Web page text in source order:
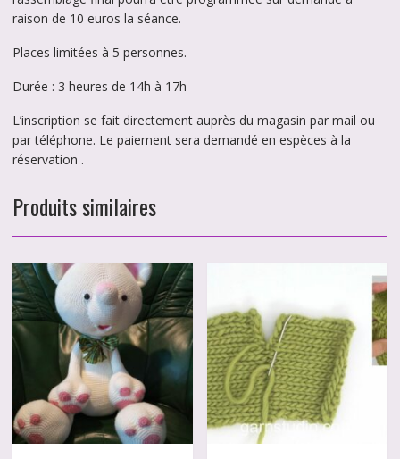
raison de 10 euros la séance.
Places limitées à 5 personnes.
Durée : 3 heures de 14h à 17h
L’inscription se fait directement auprès du magasin par mail ou
par téléphone. Le paiement sera demandé en espèces à la
réservation .
Produits similaires